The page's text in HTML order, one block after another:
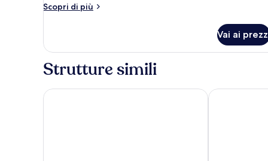
Room
Scopri di più
Altri
Twin
Vai ai
Strutture simili
Royal Seasons Hotel Taipei Nanjing WestCity Suites